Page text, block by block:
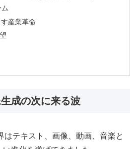
産業革命
成の次に来る波
はテキスト、画像、動画、音楽と